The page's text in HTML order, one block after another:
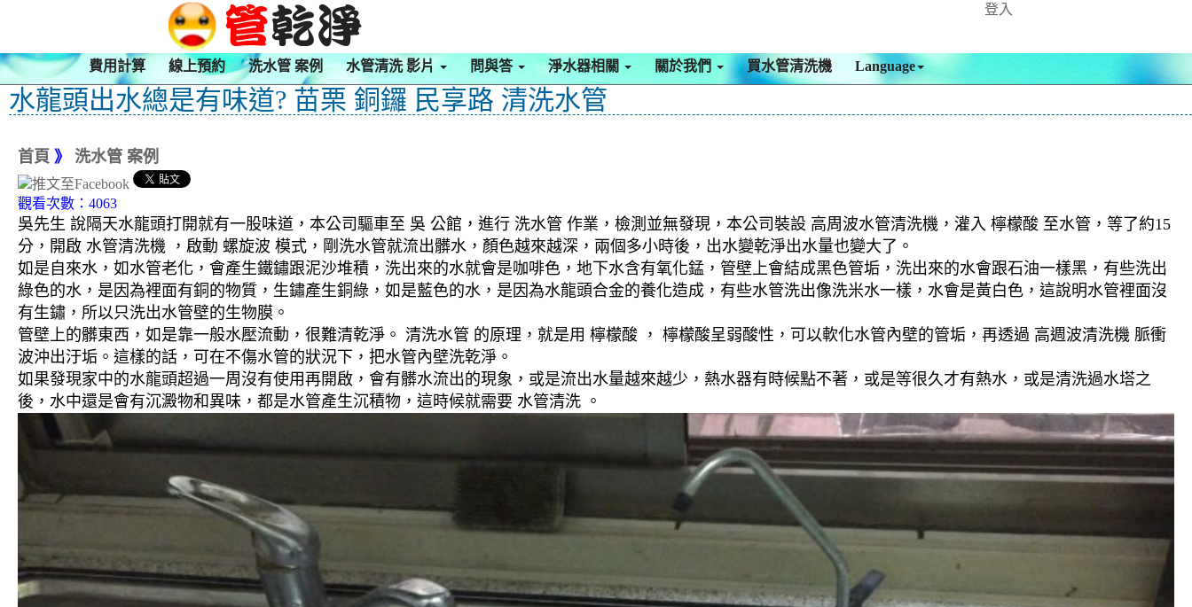
登入
費用計算 線上預約 洗水管 案例 水管清洗 影片 問與答 淨水器相關 關於我們 買水管清洗機 Language
水龍頭出水總是有味道? 苗栗 銅鑼 民享路 清洗水管
首頁 》 洗水管 案例
觀看次數：4063
吳先生 說隔天水龍頭打開就有一股味道，本公司驅車至 吳 公館，進行 洗水管 作業，檢測並無發現，本公司裝設 高周波水管清洗機，灌入 檸檬酸 至水管，等了約15
分，開啟 水管清洗機 ，啟動 螺旋波 模式，剛洗水管就流出髒水，顏色越來越深，兩個多小時後，出水變乾淨出水量也變大了。
如是自來水，如水管老化，會產生鐵鏽跟泥沙堆積，洗出來的水就會是咖啡色，地下水含有氧化錳，管壁上會結成黑色管垢，洗出來的水會跟石油一樣黑，有些洗出
綠色的水，是因為裡面有銅的物質，生鏽產生銅綠，如是藍色的水，是因為水龍頭合金的養化造成，有些水管洗出像洗米水一樣，水會是黃白色，這說明水管裡面沒
有生鏽，所以只洗出水管壁的生物膜。
管壁上的髒東西，如是靠一般水壓流動，很難清乾淨。 清洗水管 的原理，就是用 檸檬酸 ， 檸檬酸呈弱酸性，可以軟化水管內壁的管垢，再透過 高週波清洗機 脈衝
波沖出汙垢。這樣的話，可在不傷水管的狀況下，把水管內壁洗乾淨。
如果發現家中的水龍頭超過一周沒有使用再開啟，會有髒水流出的現象，或是流出水量越來越少，熱水器有時候點不著，或是等很久才有熱水，或是清洗過水塔之
後，水中還是會有沉澱物和異味，都是水管產生沉積物，這時候就需要 水管清洗 。